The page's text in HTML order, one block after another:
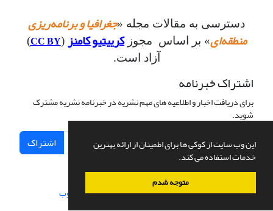
این وب سایت از کوکی ها برای اطمینان از ارائه بهترین
خدمات استفاده می کند.
متوجه شدم
دسترسی به مقالات مجله «جغرافیا و برنامه‌ریزی
منطقه‌ای» بر اساس مجوزکرییتیو کامنز (
CC BY
)
آزاد است.
اشتراک خبرنامه
برای دریافت اخبار و اطلاعیه های مهم نشریه در خبرنامه نشریه مشترک
شوید.
اشتراک
سامانه مدیریت نشریات علمی.طراحی و پیاده سازی از سیناوب